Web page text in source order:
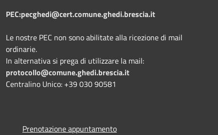
PEC:pecghedi@cert.comune.ghedi.brescia.it
Le nostre PEC non sono abilitate alla ricezione di mail
ordinarie.
In alternativa si prega di utilizzare la mail:
protocollo@comune.ghedi.brescia.it
Centralino Unico: +39 030 90581
Prenotazione appuntamento